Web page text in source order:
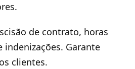
de contrato, horas
indenizações. Garante
clientes.